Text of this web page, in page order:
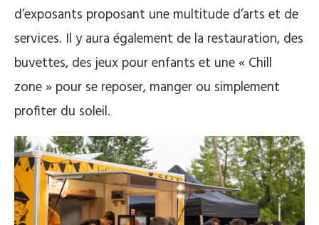
d’exposants proposant une multitude d’arts et de
services. Il y aura également de la restauration, des
buvettes, des jeux pour enfants et une « Chill
zone » pour se reposer, manger ou simplement
profiter du soleil.